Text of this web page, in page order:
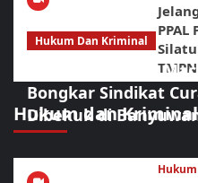
Hukum dan Kriminal
Hukum Dan Kriminal
Sikat Habis! URC
Bongkar Sindikat
Dibekuk di